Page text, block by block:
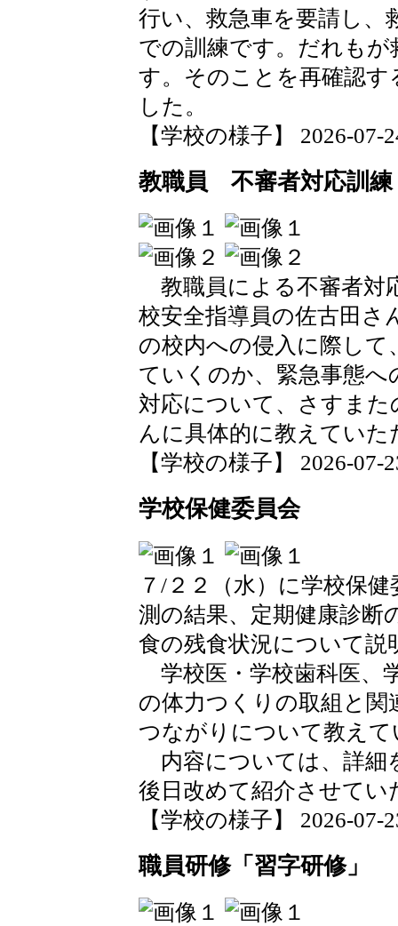
行い、救急車を要請し、
での訓練です。だれも
す。そのことを再確認
した。
【学校の様子】 2026-07-
教職員 不審者対応訓練
教職員による不審者対
校安全指導員の佐古田さ
の校内への侵入に際し
ていくのか、緊急事態へ
対応について、さすま
んに具体的に教えてい
【学校の様子】 2026-07-
学校保健委員会
７/２２（水）に学校保
測の結果、定期健康診断
食の残食状況について説
学校医・学校歯科医、
の体力つくりの取組と関
つながりについて教え
内容については、詳細
後日改めて紹介させてい
【学校の様子】 2026-07-
職員研修「習字研修」